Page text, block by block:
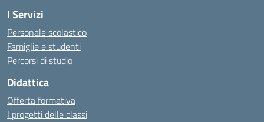
I Servizi
Personale scolastico
Famiglie e studenti
Percorsi di studio
Didattica
Offerta formativa
I progetti delle classi